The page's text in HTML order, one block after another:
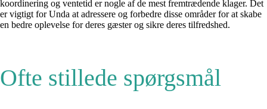
koordinering og ventetid er nogle af de mest fremtrædende klager. Det
er vigtigt for Unda at adressere og forbedre disse områder for at skabe
en bedre oplevelse for deres gæster og sikre deres tilfredshed.
Ofte stillede spørgsmål